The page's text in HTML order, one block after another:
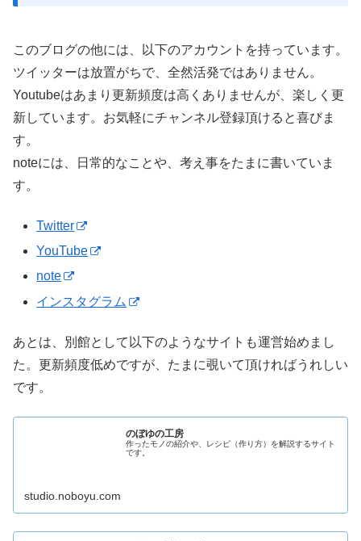
このブログの他には、以下のアカウントを持っています。
ツイッターは放置がちで、全然活発ではありません。
Youtubeはあまり更新頻度は高くありませんが、楽しく更
新しています。お気軽にチャンネル登録頂けると喜びま
す。
noteには、日常的なことや、考え事をたまに書いていま
す。
Twitter
YouTube
note
インスタグラム
あとは、別館として以下のようなサイトも運営始めまし
た。更新頻度低めですが、たまに覗いて頂ければうれしい
です。
のぼゆの工房
作ったモノの紹介や、レシピ（作り方）を解説するサイト
です。
studio.noboyu.com